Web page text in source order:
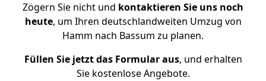
Zögern Sie nicht und kontaktieren Sie uns noch
heute, um Ihren deutschlandweiten Umzug von
Hamm nach Bassum zu planen.
Füllen Sie jetzt das Formular aus, und erhalten
Sie kostenlose Angebote.